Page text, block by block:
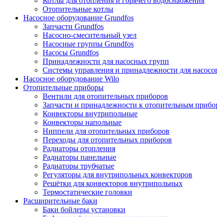
Отопительные котлы
Насосное оборудование Grundfos
Запчасти Grundfos
Насосно-смесительный узел
Насосные группы Grundfos
Насосы Grundfos
Принадлежности для насосных групп
Системы управления и принадлежности для
Насосное оборудование Wilo
Отопительные приборы
Вентили для отопительных приборов
Запчасти и принадлежности к отопительным
Конвекторы внутрипольные
Конвекторы напольные
Ниппели для отопительных приборов
Переходы для отопительных приборов
Радиаторы отопления
Радиаторы панельные
Радиаторы трубчатые
Регуляторы для внутрипольных конвекторов
Решётки для конвекторов внутрипольных
Термостатические головки
Расширительные баки
Баки бойлеры установки